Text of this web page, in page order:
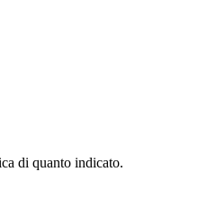
di quanto indicato.